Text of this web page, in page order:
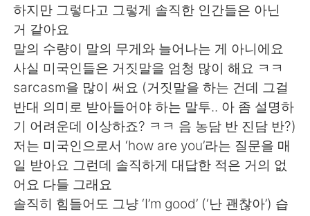
하지만 그렇다고 그렇게 솔직한 인간들은 아닌
거 같아요
말의 수량이 말의 무게와 늘어나는 게 아니에요
사실 미국인들은 거짓말을 엄청 많이 해요 ㅋㅋ
sarcasm을 많이 써요 (거짓말을 하는 건데 그걸
반대 의미로 받아들어야 하는 말투.. 아 좀 설명하
기 어려운데 이상하죠? ㅋㅋ 음 농담 반 진담 반?)
저는 미국인으로서 ‘how are you’라는 질문을 매
일 받아요 그런데 솔직하게 대답한 적은 거의 없
어요 다들 그래요
솔직히 힘들어도 그냥 ‘I’m good’ (‘난 괜찮아’) 습